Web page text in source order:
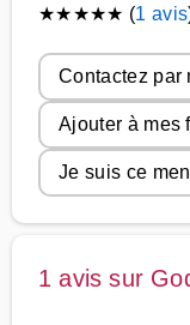
★★★★★ (1 avis
Contactez par
Ajouter à mes
Je suis ce
1 avis sur